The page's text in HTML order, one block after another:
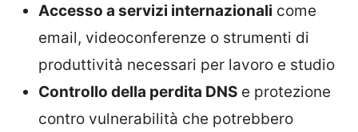
Accesso a servizi internazionali come
email, videoconferenze o strumenti di
produttività necessari per lavoro e studio
Controllo della perdita DNS e protezione
contro vulnerabilità che potrebbero